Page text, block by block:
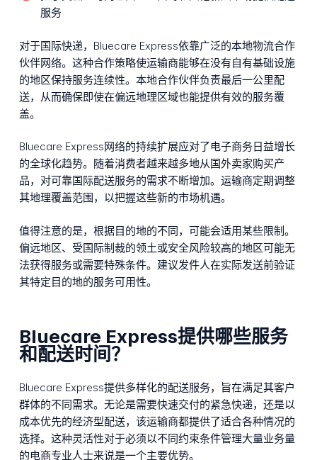
服务
对于国际快递，Bluecare Express依靠广泛的本地物流合作
伙伴网络。这种合作策略使运输商能够在没有自有基础设施
的地区保持服务连续性。本地合作伙伴负责最后一公里配
送，从而确保即使在偏远地理区域也能提供有效的服务覆
盖。
Bluecare Express网络的持续扩展应对了电子商务日益增长
的全球化趋势。随着消费者越来越多地从国外卖家购买产
品，对可靠国际配送服务的需求不断增加。运输商定期调整
其地理覆盖范围，以把握这些新的市场机遇。
值得注意的是，根据目的地的不同，可能会适用某些限制。
偏远地区、受国际制裁的领土或安全风险较高的地区可能无
法获得服务或需要特殊条件。建议发件人在实际发送前验证
其特定目的地的服务可用性。
Bluecare Express提供哪些服务
和配送时间？
Bluecare Express提供多样化的配送服务，旨在满足其客户
群体的不同需求。无论是需要快速交付的紧急快递，还是以
成本优先的经济型配送，该运输商都提供了适合各种情况的
选择。这种灵活性对于必须以不同约束条件管理大量业务量
的电商专业人士来说是一个主要优势。